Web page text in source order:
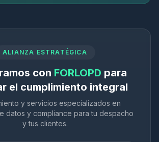
ALIANZA ESTRATÉGICA
con FORLOPD para
el cumplimiento integral
y servicios especializados en
datos y compliance para tu despacho
y tus clientes.